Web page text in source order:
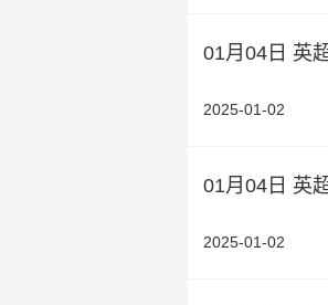
01月04日 英
2025-01-02
01月04日 英
2025-01-02